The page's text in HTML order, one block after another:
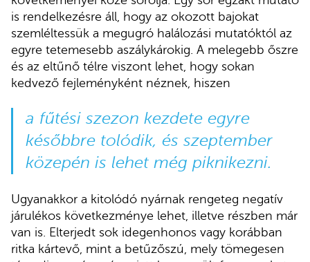
is rendelkezésre áll, hogy az okozott bajokat
szemléltessük a megugró halálozási mutatóktól az
egyre tetemesebb aszálykárokig. A melegebb őszre
és az eltűnő télre viszont lehet, hogy sokan
kedvező fejleményként néznek, hiszen
a fűtési szezon kezdete egyre
későbbre tolódik, és szeptember
közepén is lehet még piknikezni.
Ugyanakkor a kitolódó nyárnak rengeteg negatív
járulékos következménye lehet, illetve részben már
van is. Elterjedt sok idegenhonos vagy korábban
ritka kártevő, mint a betűzőszú, mely tömegesen